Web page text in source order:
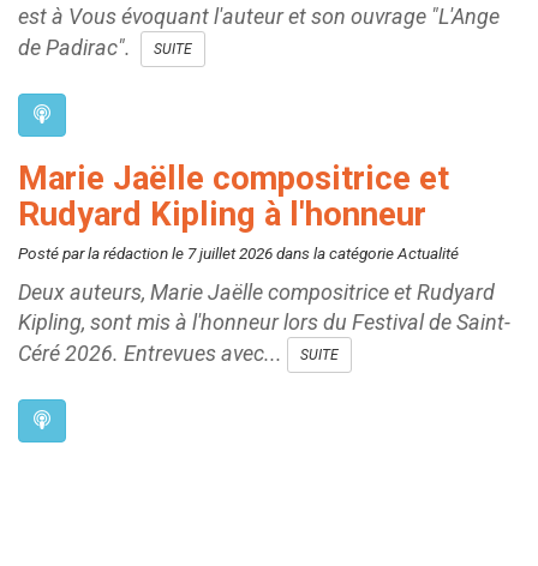
est à Vous évoquant l'auteur et son ouvrage "L'Ange
de Padirac".
SUITE
Marie Jaëlle compositrice et
Rudyard Kipling à l'honneur
Posté par la rédaction le 7 juillet 2026 dans la catégorie Actualité
Deux auteurs, Marie Jaëlle compositrice et Rudyard
Kipling, sont mis à l'honneur lors du Festival de Saint-
Céré 2026. Entrevues avec...
SUITE